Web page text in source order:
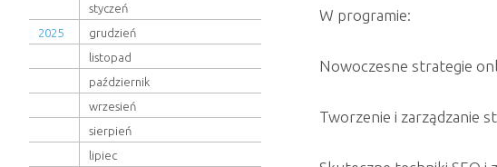
W programie:
Nowoczesne strategie
Tworzenie i zarządzanie
styczeń
2025
grudzień
listopad
październik
wrzesień
sierpień
lipiec